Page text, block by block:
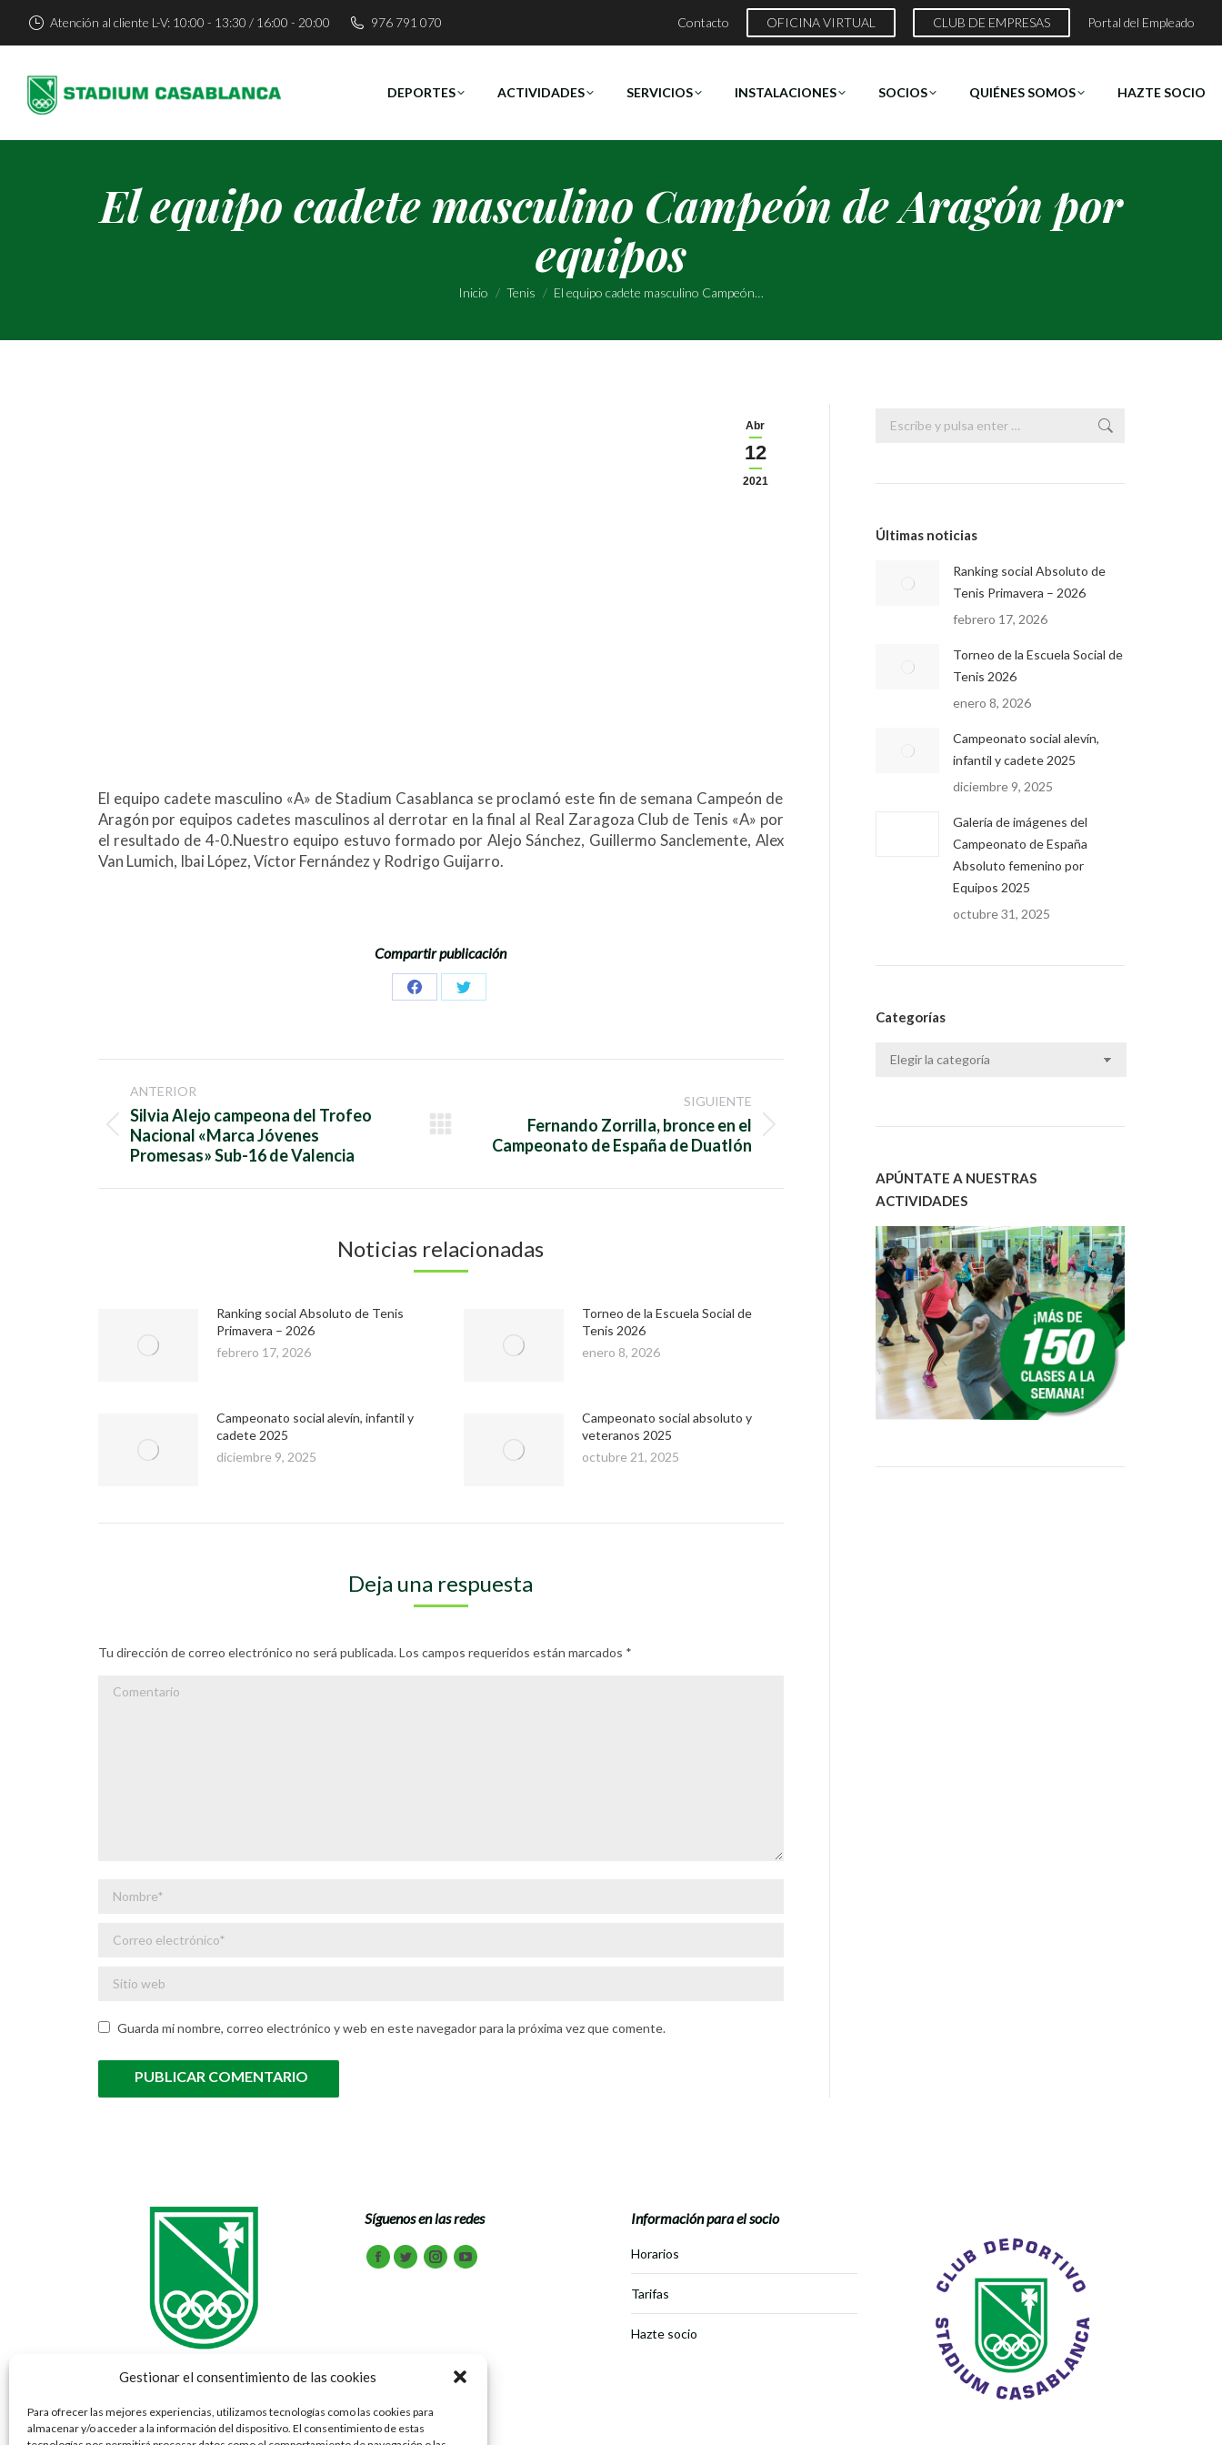
Gestionar el consentimiento de las cookies
Para ofrecer las mejores experiencias, utilizamos tecnologías como las cookies para
almacenar y/o acceder a la información del dispositivo. El consentimiento de estas
Atención al cliente L-V: 10:00 - 13:30 / 16:00 - 20:00 976 791 070 Contacto OFICINA VIRTUAL CLUB DE EMPRESAS Portal del Empleado
DEPORTES ACTIVIDADES SERVICIOS INSTALACIONES SOCIOS QUIÉNES SOMOS HAZTE SOCIO
El equipo cadete masculino Campeón de Aragón por
equipos
Estás aquí:
Inicio Tenis El equipo cadete masculino Campeón…
Abr
12
2021
El equipo cadete masculino «A» de Stadium Casablanca se proclamó este fin de semana Campeón de
Aragón por equipos cadetes masculinos al derrotar en la final al Real Zaragoza Club de Tenis «A» por
el resultado de 4-0.Nuestro equipo estuvo formado por Alejo Sánchez, Guillermo Sanclemente, Alex
Van Lumich, Ibai López, Víctor Fernández y Rodrigo Guijarro.
Compartir publicación
Share
Share
Navegación
entre
publicaciones
ANTERIOR
Publicación
anterior:
Silvia Alejo campeona del Trofeo
Nacional «Marca Jóvenes
Promesas» Sub-16 de Valencia
SIGUIENTE
Publicación
siguiente:
Fernando Zorrilla, bronce en el
Campeonato de España de Duatlón
Noticias relacionadas
Ranking social Absoluto de Tenis
Primavera – 2026
febrero 17, 2026
Torneo de la Escuela Social de
Tenis 2026
enero 8, 2026
Campeonato social alevín, infantil y
cadete 2025
diciembre 9, 2025
Campeonato social absoluto y
veteranos 2025
octubre 21, 2025
Deja una respuesta
Tu dirección de correo electrónico no será publicada. Los campos requeridos están marcados *
Comentario
Guarda mi nombre, correo electrónico y web en este navegador para la próxima vez que comente.
PUBLICAR COMENTARIO
Buscar:
Últimas noticias
Ranking social Absoluto de
Tenis Primavera – 2026
febrero 17, 2026
Torneo de la Escuela Social de
Tenis 2026
enero 8, 2026
Campeonato social alevín,
infantil y cadete 2025
diciembre 9, 2025
Galería de imágenes del
Campeonato de España
Absoluto femenino por
Equipos 2025
octubre 31, 2025
Categorías
Categorías
APÚNTATE A NUESTRAS
ACTIVIDADES
Vía Ibérica 69 - 77 50012 Zaragoza
Síguenos en las redes
Encuéntranos en:
Facebook
TwitterInstagramYoutube
Información para el socio
Horarios
Tarifas
Hazte socio